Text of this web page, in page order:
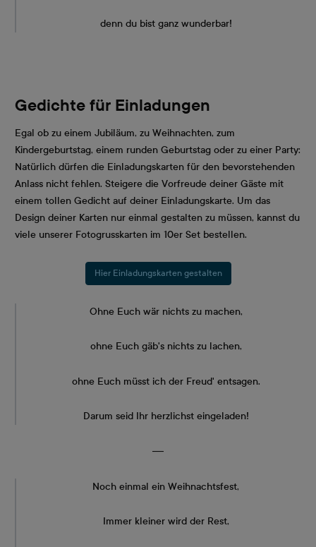
denn du bist ganz wunderbar!
Gedichte für Einladungen
Egal ob zu einem Jubiläum, zu Weihnachten, zum
Kindergeburtstag, einem runden Geburtstag oder zu einer Party:
Natürlich dürfen die Einladungskarten für den bevorstehenden
Anlass nicht fehlen. Steigere die Vorfreude deiner Gäste mit
einem tollen Gedicht auf deiner Einladungskarte. Um das
Design deiner Karten nur einmal gestalten zu müssen, kannst du
viele unserer Fotogrusskarten im 10er Set bestellen.
Hier Einladungskarten gestalten
Ohne Euch wär nichts zu machen,
ohne Euch gäb's nichts zu lachen,
ohne Euch müsst ich der Freud' entsagen.
Darum seid Ihr herzlichst eingeladen!
―
Noch einmal ein Weihnachtsfest,
Immer kleiner wird der Rest,